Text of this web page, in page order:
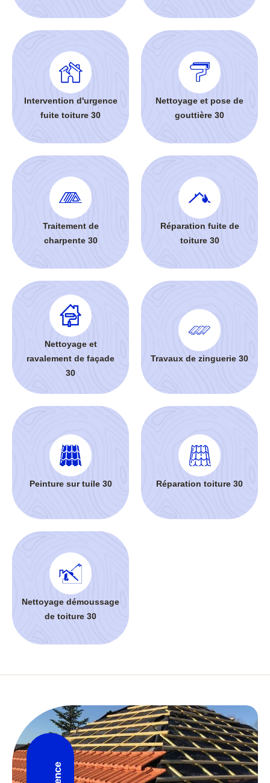
Intervention d'urgence
fuite toiture 30
Nettoyage et pose de
gouttière 30
Traitement de
charpente 30
Réparation fuite de
toiture 30
Nettoyage et
ravalement de façade
30
Travaux de zinguerie 30
Peinture sur tuile 30 Réparation toiture 30
Nettoyage démoussage
de toiture 30